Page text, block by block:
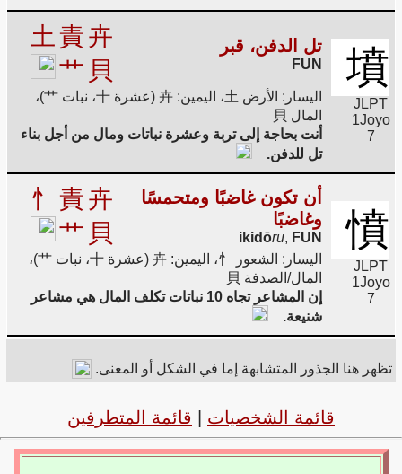
墳
JLPT
1Joyo
7
تل الدفن، قبر
FUN
土 責卉
艹 貝
اليسار: الأرض 土، اليمين: 卉 (عشرة 十، نبات 艹)،
المال 貝
أنت بحاجة إلى تربة وعشرة نباتات ومال من أجل بناء
تل للدفن.
憤
JLPT
1Joyo
7
أن تكون غاضبًا ومتحمسًا
وغاضبًا
ikidōru, FUN
忄 責卉
艹 貝
اليسار: الشعور 忄، اليمين: 卉 (عشرة 十، نبات 艹)،
المال/الصدفة 貝
إن المشاعر تجاه 10 نباتات تكلف المال هي مشاعر
شنيعة.
تظهر هنا الجذور المتشابهة إما في الشكل أو المعنى.
قائمة الشخصيات قائمة المتطرفين